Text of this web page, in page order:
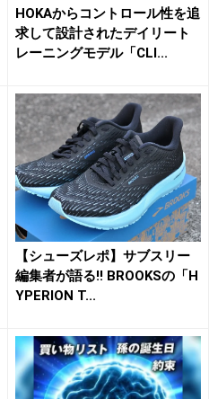
HOKAからコントロール性を追
求して設計されたデイリート
レーニングモデル「CLI...
【シューズレポ】サブスリー
編集者が語る!! BROOKSの「H
YPERION T...